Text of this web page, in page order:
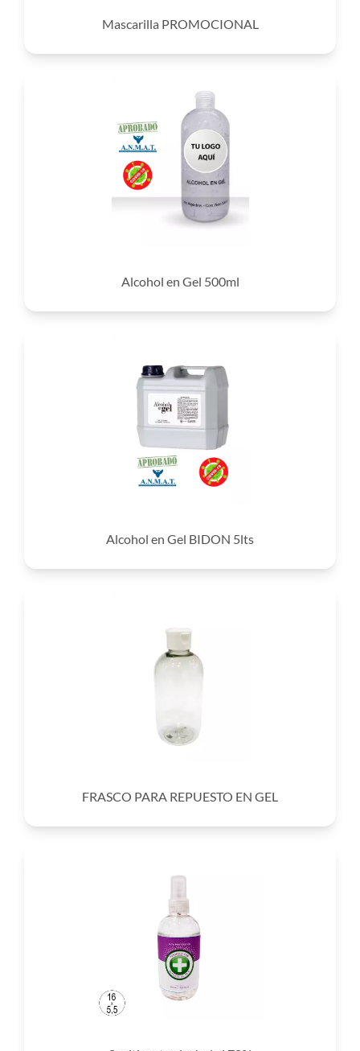
Mascarilla PROMOCIONAL
Alcohol en Gel 500ml
Alcohol en Gel BIDON 5lts
FRASCO PARA REPUESTO EN GEL